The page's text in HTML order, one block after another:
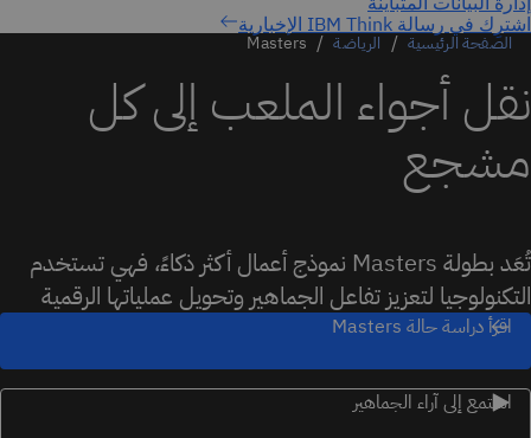
اشترِك في رسالة IBM Think الإخبارية
الصفحة الرئيسية الرياضة Masters
نقل أجواء الملعب إلى كل
مشجع
تُعَد بطولة Masters نموذج أعمال أكثر ذكاءً، فهي تستخدم
التكنولوجيا لتعزيز تفاعل الجماهير وتحويل عملياتها الرقمية
اقرأ دراسة حالة Masters
استمع إلى آراء الجماهير